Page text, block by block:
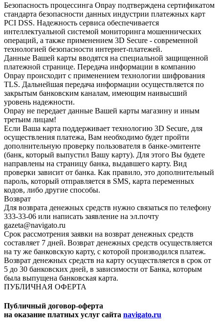
Безопасность процессинга Onpay подтверждена сертификатом
стандарта безопасности данных индустрии платежных карт
PCI DSS. Надежность сервиса обеспечивается
интеллектуальной системой мониторинга мошеннических
операций, а также применением 3D Secure - современной
технологией безопасности интернет-платежей.
Данные Вашей карты вводятся на специальной защищенной
платежной странице. Передача информации в компанию
Onpay происходит с применением технологии шифрования
TLS. Дальнейшая передача информации осуществляется по
закрытым банковским каналам, имеющим наивысший
уровень надежности.
Onpay не передает данные Вашей карты магазину и иным
третьим лицам!
Если Ваша карта поддерживает технологию 3D Secure, для
осуществления платежа, Вам необходимо будет пройти
дополнительную проверку пользователя в банке-эмитенте
(банк, который выпустил Вашу карту). Для этого Вы будете
направлены на страницу банка, выдавшего карту. Вид
проверки зависит от банка. Как правило, это дополнительный
пароль, который отправляется в SMS, карта переменных
кодов, либо другие способы.
Возврат
Для возврата денежных средств нужно связаться по телефону
333-33-06 или написать заявление на эл.почту
gazeta@navigato.ru
Срок рассмотрения заявки на возврат денежных средств
составляет 7 дней. Возврат денежных средств осуществляется
на ту же банковскую карту, с которой производился платеж.
Возврат денежных средств на карту осуществляется в срок от
5 до 30 банковских дней, в зависимости от Банка, которым
была выпущена банковская карта.
ПУБЛИЧНАЯ ОФЕРТА
Публичный договор-оферта
на оказание платных услуг сайта navigato.ru